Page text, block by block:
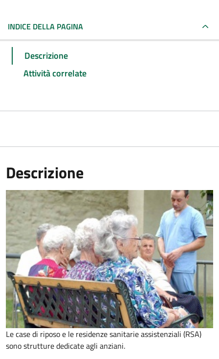
INDICE DELLA PAGINA
Descrizione
Attività correlate
Descrizione
Le case di riposo e le residenze sanitarie assistenziali (RSA)
sono strutture dedicate agli anziani.